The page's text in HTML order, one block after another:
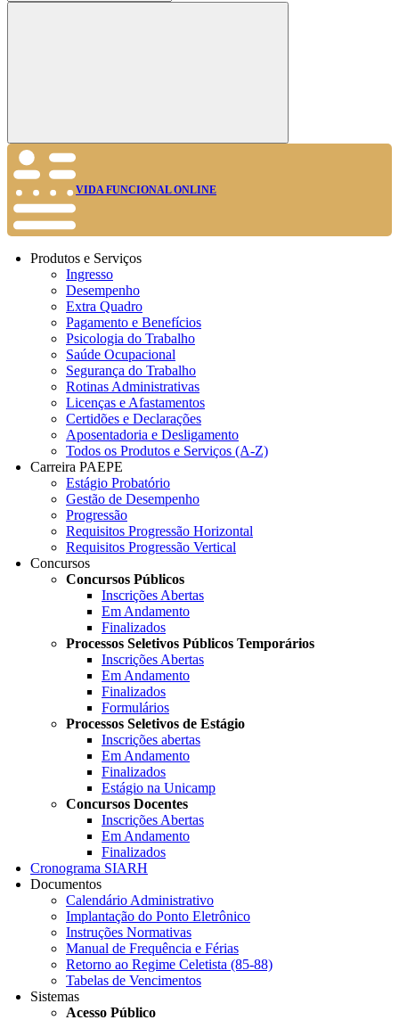
Buscar
VIDA FUNCIONAL ONLINE
Produtos e Serviços
Ingresso
Desempenho
Extra Quadro
Pagamento e Benefícios
Psicologia do Trabalho
Saúde Ocupacional
Segurança do Trabalho
Rotinas Administrativas
Licenças e Afastamentos
Certidões e Declarações
Aposentadoria e Desligamento
Todos os Produtos e Serviços (A-Z)
Carreira PAEPE
Estágio Probatório
Gestão de Desempenho
Progressão
Requisitos Progressão Horizontal
Requisitos Progressão Vertical
Concursos
Concursos Públicos
Inscrições Abertas
Em Andamento
Finalizados
Processos Seletivos Públicos Temporários
Inscrições Abertas
Em Andamento
Finalizados
Formulários
Processos Seletivos de Estágio
Inscrições abertas
Em Andamento
Finalizados
Estágio na Unicamp
Concursos Docentes
Inscrições Abertas
Em Andamento
Finalizados
Cronograma SIARH
Documentos
Calendário Administrativo
Implantação do Ponto Eletrônico
Instruções Normativas
Manual de Frequência e Férias
Retorno ao Regime Celetista (85-88)
Tabelas de Vencimentos
Sistemas
Acesso Público